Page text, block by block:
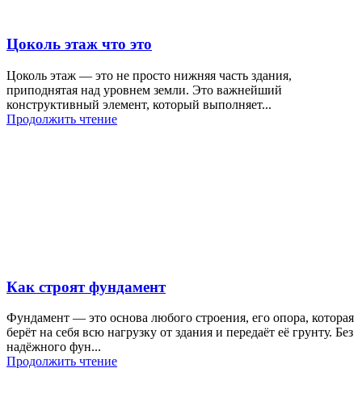
Цоколь этаж что это
Цоколь этаж — это не просто нижняя часть здания,
приподнятая над уровнем земли. Это важнейший
конструктивный элемент, который выполняет...
Продолжить чтение
Как строят фундамент
Фундамент — это основа любого строения, его опора, которая
берёт на себя всю нагрузку от здания и передаёт её грунту. Без
надёжного фун...
Продолжить чтение